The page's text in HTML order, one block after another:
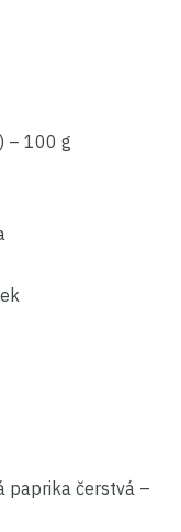
– 100 g
paprika čerstvá –